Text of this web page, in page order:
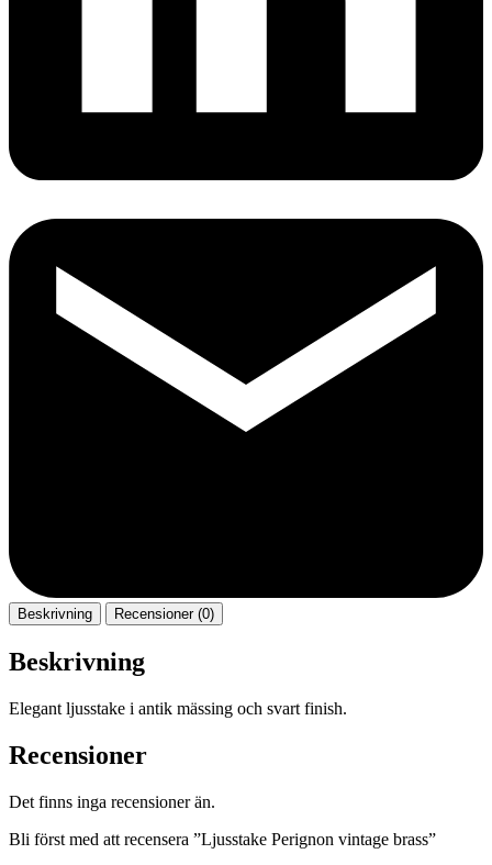
Beskrivning Recensioner (0)
Beskrivning
Elegant ljusstake i antik mässing och svart finish.
Recensioner
Det finns inga recensioner än.
Bli först med att recensera ”Ljusstake Perignon vintage brass”